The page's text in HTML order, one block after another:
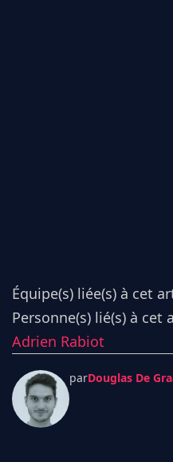
Équipe(s) liée(s) à cet
Personne(s) lié(s) à cet
Adrien Rabiot
parDouglas De